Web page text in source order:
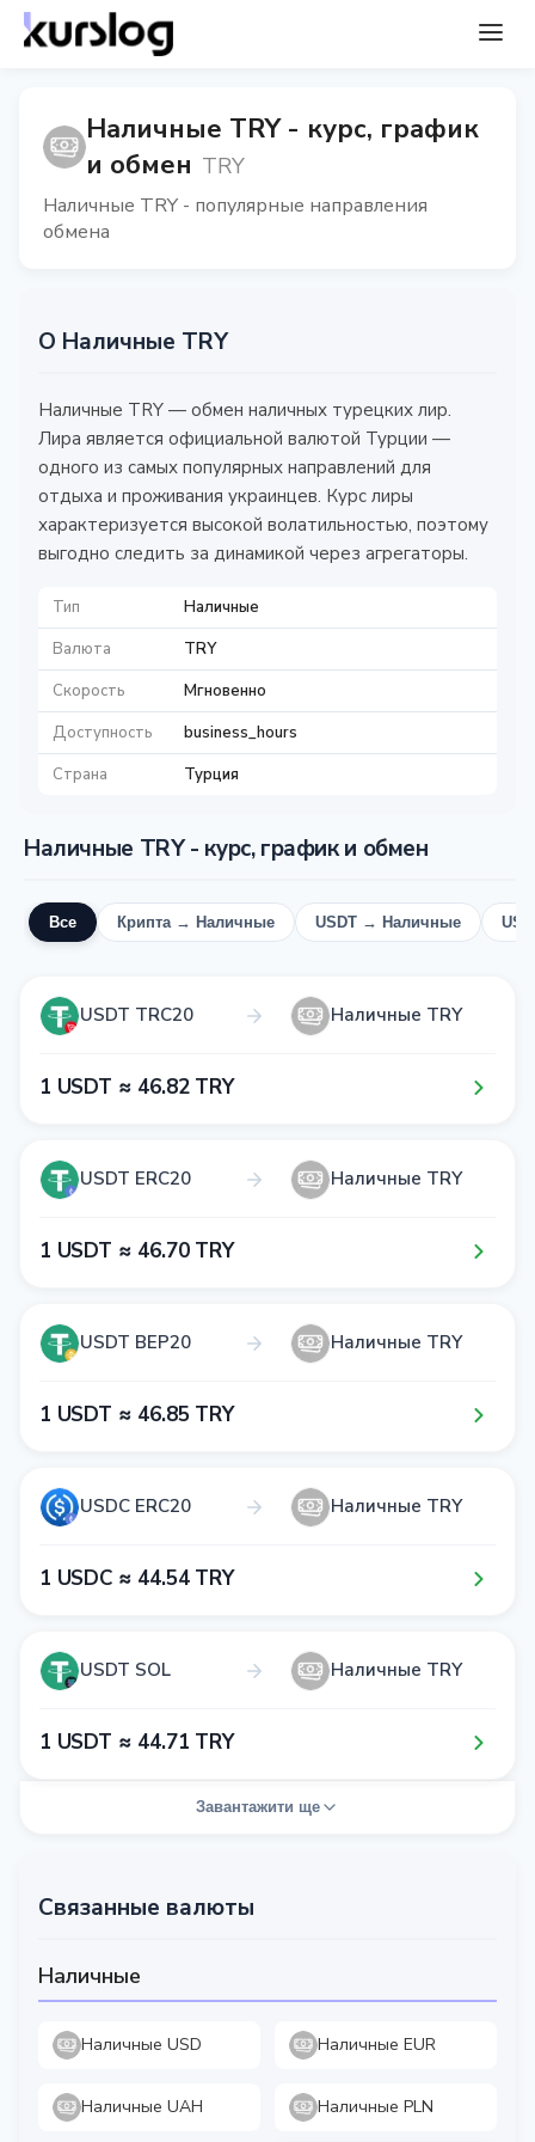
Наличные TRY - курс, график
и обмен TRY
Наличные TRY - популярные направления
обмена
О Наличные TRY
Наличные TRY — обмен наличных турецких лир.
Лира является официальной валютой Турции —
одного из самых популярных направлений для
отдыха и проживания украинцев. Курс лиры
характеризуется высокой волатильностью, поэтому
выгодно следить за динамикой через агрегаторы.
Тип
Наличные
Валюта
TRY
Скорость
Мгновенно
Доступность
business_hours
Страна
Турция
Наличные TRY - курс, график и обмен
Все Крипта → Наличные USDT → Наличные
USDT TRC20 Наличные TRY
1​ USDT ≈ 4​6​.8​2​ TRY
USDT ERC20 Наличные TRY
1​ USDT ≈ 4​6​.7​0​ TRY
USDT BEP20 Наличные TRY
1​ USDT ≈ 4​6​.8​5​ TRY
USDC ERC20 Наличные TRY
1​ USDC ≈ 4​4​.5​4​ TRY
USDT SOL Наличные TRY
1​ USDT ≈ 4​4​.7​1​ TRY
Завантажити ще
Связанные валюты
Наличные
Наличные USD Наличные EUR
Наличные UAH Наличные PLN